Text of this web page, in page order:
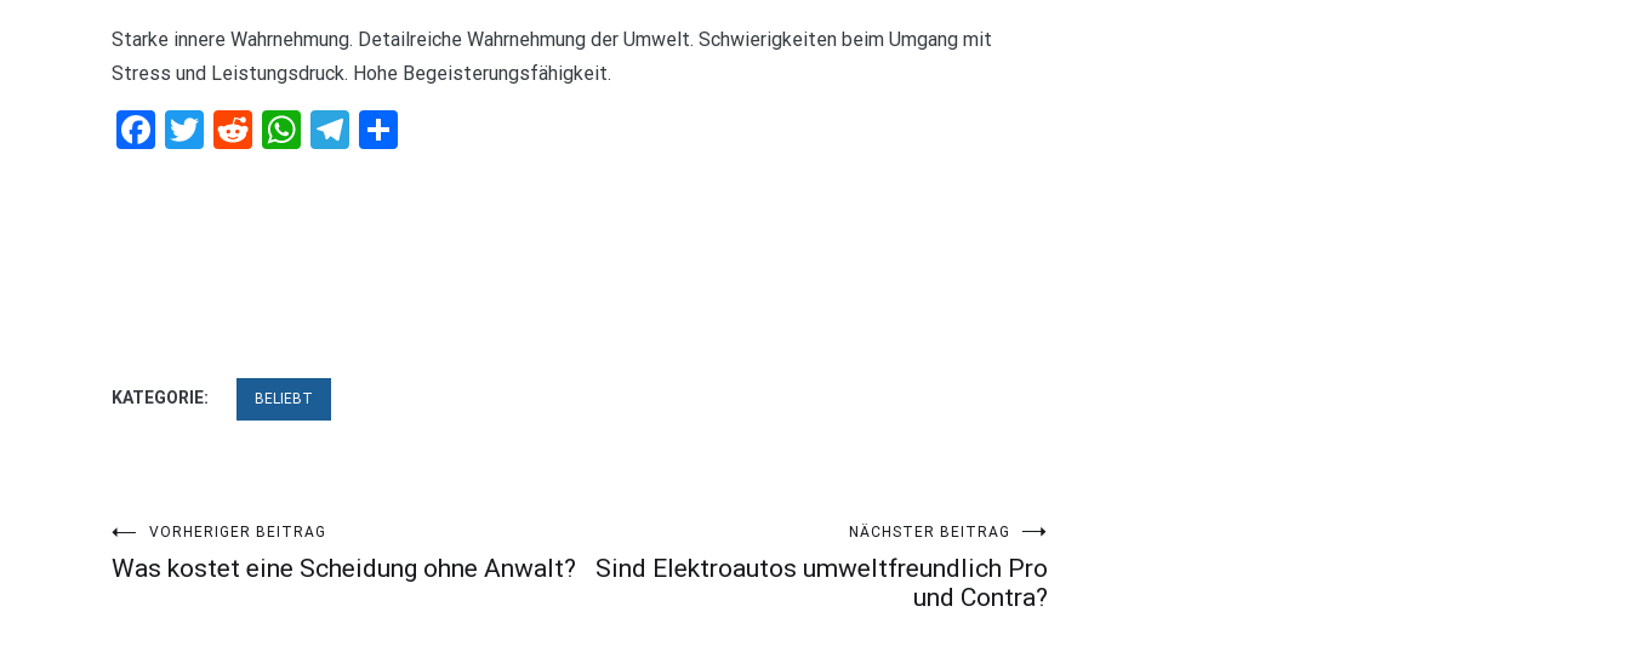
Starke innere Wahrnehmung. Detailreiche Wahrnehmung der Umwelt. Schwierigkeiten beim Umgang mit
Stress und Leistungsdruck. Hohe Begeisterungsfähigkeit.
Facebook
Twitter
RedditWhatsApp
Telegram
KATEGORIE: BELIEBT
Beitragsnavigation
VORHERIGER BEITRAG
Was kostet eine Scheidung ohne Anwalt?
NÄCHSTER BEITRAG
Sind Elektroautos umweltfreundlich Pro
und Contra?